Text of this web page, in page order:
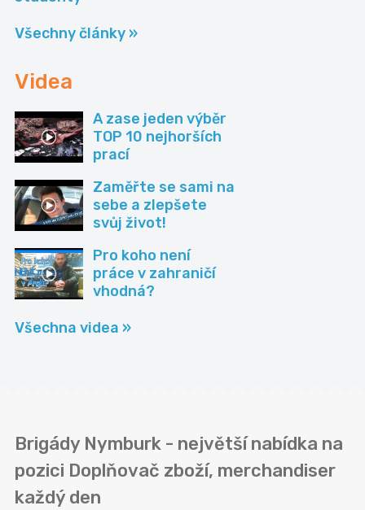
Všechny články »
Videa
A zase jeden výběr
TOP 10 nejhorších
prací
Zaměřte se sami na
sebe a zlepšete
svůj život!
Pro koho není
práce v zahraničí
vhodná?
Všechna videa »
Brigády Nymburk - největší nabídka na
pozici Doplňovač zboží, merchandiser
každý den